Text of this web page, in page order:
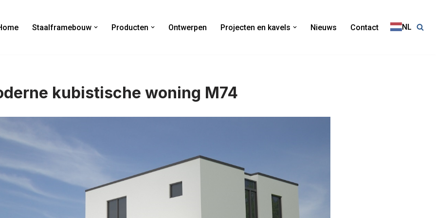
Staalframebouw Producten Ontwerpen Projecten en kavels Nieuws Contact NL
kubistische woning M74